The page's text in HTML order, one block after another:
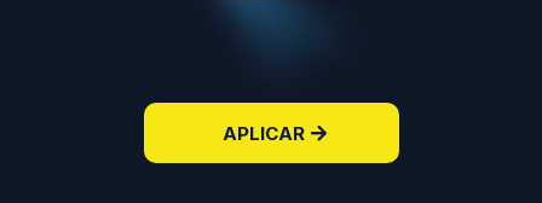
APLICAR